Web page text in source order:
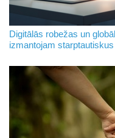
Digitālās robežas un
izmantojam